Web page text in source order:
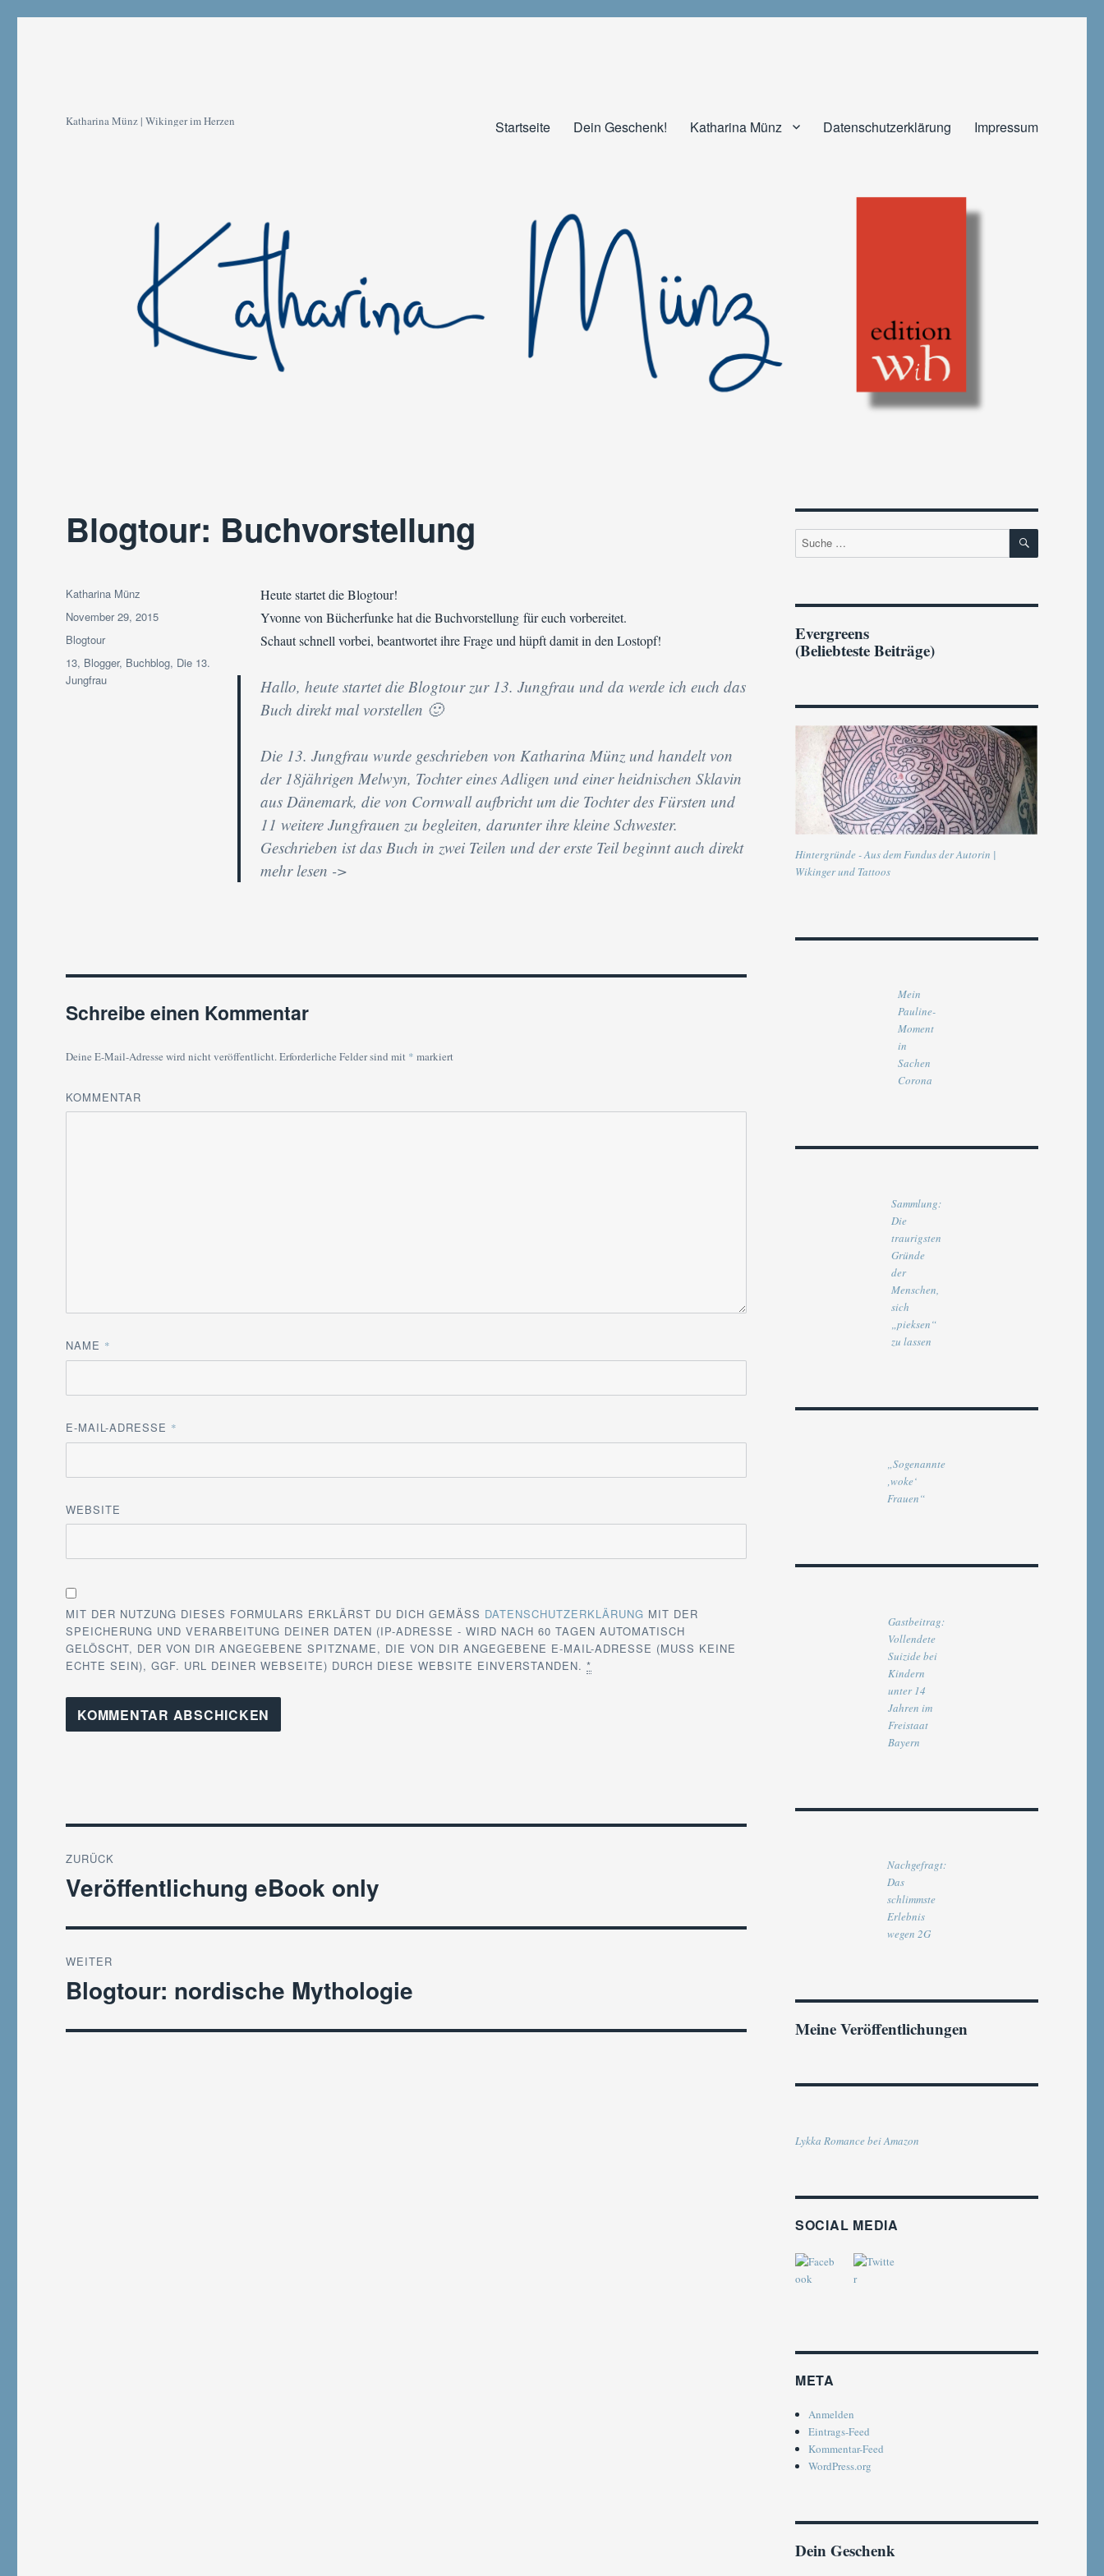
Katharina Münz | Wikinger im Herzen Startseite Dein Geschenk! Katharina Münz Datenschutzerklärung Impressum
Blogtour: Buchvorstellung
Heute startet die Blogtour!
Yvonne von Bücherfunke hat die Buchvorstellung für euch vorbereitet.
Schaut schnell vorbei, beantwortet ihre Frage und hüpft damit in den Lostopf!
Hallo, heute startet die Blogtour zur 13. Jungfrau und da werde ich euch das
Buch direkt mal vorstellen 🙂
Die 13. Jungfrau wurde geschrieben von Katharina Münz und handelt von
der 18jährigen Melwyn, Tochter eines Adligen und einer heidnischen Sklavin
aus Dänemark, die von Cornwall aufbricht um die Tochter des Fürsten und
11 weitere Jungfrauen zu begleiten, darunter ihre kleine Schwester.
Geschrieben ist das Buch in zwei Teilen und der erste Teil beginnt auch direkt
mehr lesen ->
Autor
Katharina Münz
Veröffentlicht
am
November 29, 2015
Kategorien
Blogtour
Schlagwörter
13, Blogger, Buchblog, Die 13.
Jungfrau
Schreibe einen Kommentar
Deine E-Mail-Adresse wird nicht veröffentlicht.Erforderliche Felder sind mit * markiert
KOMMENTAR
NAME *
E-MAIL-ADRESSE *
WEBSITE
MIT DER NUTZUNG DIESES FORMULARS ERKLÄRST DU DICH GEMÄSS DATENSCHUTZERKLÄRUNG MIT DER
SPEICHERUNG UND VERARBEITUNG DEINER DATEN (IP-ADRESSE - WIRD NACH 60 TAGEN AUTOMATISCH
GELÖSCHT, DER VON DIR ANGEGEBENE SPITZNAME, DIE VON DIR ANGEGEBENE E-MAIL-ADRESSE (MUSS KEINE
ECHTE SEIN), GGF. URL DEINER WEBSEITE) DURCH DIESE WEBSITE EINVERSTANDEN.*
ZURÜCK
Vorheriger
Veröffentlichung eBook only
WEITER
Nächster
Beitrag:
Blogtour: nordische Mythologie
Suche
nach:
SUCHEN
Evergreens
(Beliebteste Beiträge)
Hintergründe - Aus dem Fundus der Autorin |
Wikinger und Tattoos
Mein
Pauline-
Moment
in
Sachen
Corona
Sammlung:
Die
traurigsten
Gründe
der
Menschen,
sich
„pieksen“
zu lassen
„Sogenannte
‚woke‘
Frauen“
Gastbeitrag:
Vollendete
Suizide bei
Kindern
unter 14
Jahren im
Freistaat
Bayern
Nachgefragt:
Das
schlimmste
Erlebnis
wegen 2G
Meine Veröffentlichungen
Lykka Romance bei Amazon
SOCIAL MEDIA
META
Anmelden
Eintrags-Feed
Kommentar-Feed
WordPress.org
Dein Geschenk